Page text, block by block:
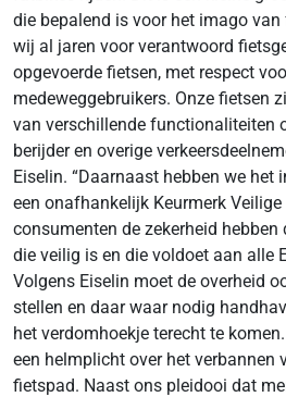
die bepalend is voor het imago
wij al jaren voor verantwoord
opgevoerde fietsen, met respect
medeweggebruikers. Onze fietsen
van verschillende functionaliteiten
berijder en overige
Eiselin. “Daarnaast hebben we
een onafhankelijk Keurmerk
consumenten de zekerheid hebben
die veilig is en die voldoet aan alle
Volgens Eiselin moet de overheid
stellen en daar waar nodig
het verdomhoekje terecht te
een helmplicht over het verbannen
fietspad. Naast ons pleidooi dat